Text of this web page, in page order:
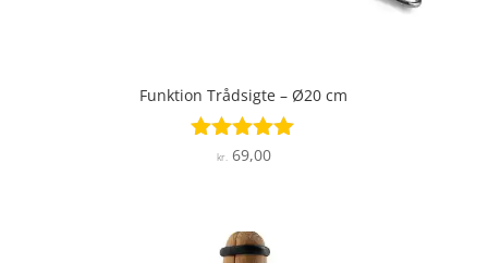
Funktion Trådsigte – Ø20 cm
Vurderet
kr. 69,00